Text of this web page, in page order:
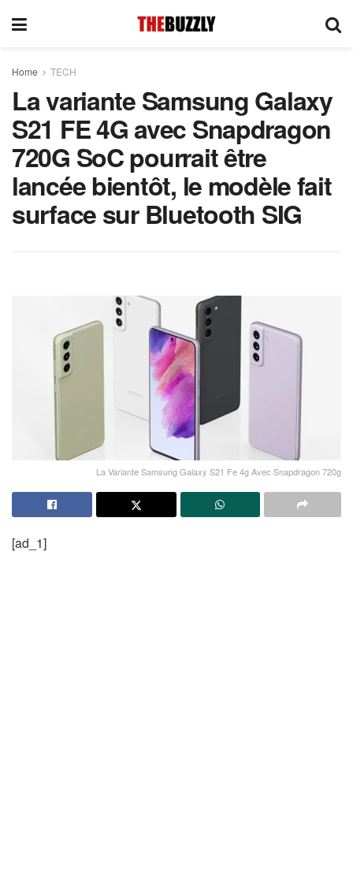
Home TECH
La variante Samsung Galaxy
S21 FE 4G avec Snapdragon
720G SoC pourrait être
lancée bientôt, le modèle fait
surface sur Bluetooth SIG
La Variante Samsung Galaxy S21 Fe 4g Avec Snapdragon 720g
[ad_1]